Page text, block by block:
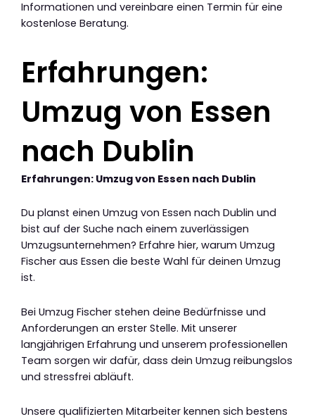
Informationen und vereinbare einen Termin für eine
kostenlose Beratung.
Erfahrungen:
Umzug von Essen
nach Dublin
Erfahrungen: Umzug von Essen nach Dublin
Du planst einen Umzug von Essen nach Dublin und
bist auf der Suche nach einem zuverlässigen
Umzugsunternehmen? Erfahre hier, warum Umzug
Fischer aus Essen die beste Wahl für deinen Umzug
ist.
Bei Umzug Fischer stehen deine Bedürfnisse und
Anforderungen an erster Stelle. Mit unserer
langjährigen Erfahrung und unserem professionellen
Team sorgen wir dafür, dass dein Umzug reibungslos
und stressfrei abläuft.
Unsere qualifizierten Mitarbeiter kennen sich bestens